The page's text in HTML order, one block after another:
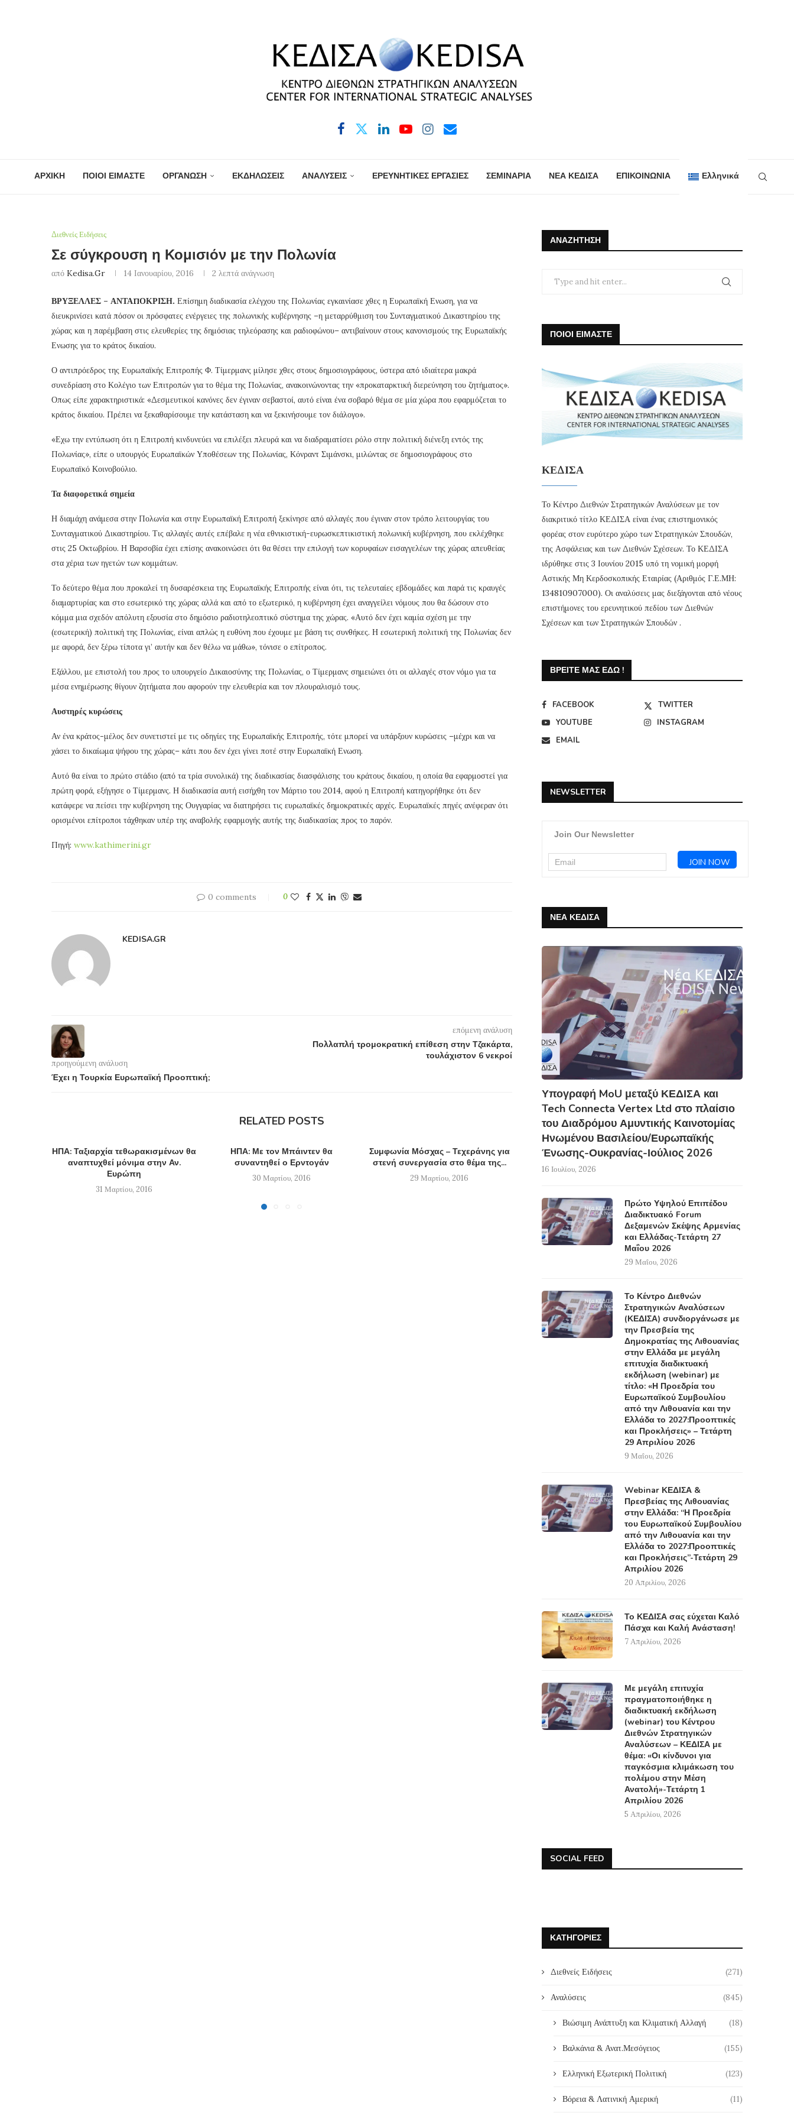
ΑΡΧΙΚΗ ΠΟΙΟΙ ΕΙΜΑΣΤΕ ΟΡΓΑΝΩΣΗ ΕΚΔΗΛΩΣΕΙΣ ΑΝΑΛΥΣΕΙΣ ΕΡΕΥΝΗΤΙΚΕΣ ΕΡΓΑΣΙΕΣ ΣΕΜΙΝΑΡΙΑ ΝΕΑ ΚΕΔΙΣΑ ΕΠΙΚΟΙΝΩΝΙΑ Ελληνικά
Διεθνείς Ειδήσεις
Σε σύγκρουση η Κομισιόν με την Πολωνία
από Kedisa.gr 14 Ιανουαρίου, 2016 2 λεπτά ανάγνωση
ΒΡΥΞΕΛΛΕΣ – ΑΝΤΑΠΟΚΡΙΣΗ. Επίσημη διαδικασία ελέγχου της Πολωνίας εγκαινίασε χθες η Ευρωπαϊκή Ενωση, για να
διευκρινίσει κατά πόσον οι πρόσφατες ενέργειες της πολωνικής κυβέρνησης –η μεταρρύθμιση του Συνταγματικού Δικαστηρίου της
χώρας και η παρέμβαση στις ελευθερίες της δημόσιας τηλεόρασης και ραδιοφώνου– αντιβαίνουν στους κανονισμούς της Ευρωπαϊκής
Ενωσης για το κράτος δικαίου.
Ο αντιπρόεδρος της Ευρωπαϊκής Επιτροπής Φ. Τίμερμανς μίλησε χθες στους δημοσιογράφους, ύστερα από ιδιαίτερα μακρά
συνεδρίαση στο Κολέγιο των Επιτροπών για το θέμα της Πολωνίας, ανακοινώνοντας την «προκαταρκτική διερεύνηση του ζητήματος».
Οπως είπε χαρακτηριστικά: «Δεσμευτικοί κανόνες δεν έγιναν σεβαστοί, αυτό είναι ένα σοβαρό θέμα σε μία χώρα που εφαρμόζεται το
κράτος δικαίου. Πρέπει να ξεκαθαρίσουμε την κατάσταση και να ξεκινήσουμε τον διάλογο».
«Εχω την εντύπωση ότι η Επιτροπή κινδυνεύει να επιλέξει πλευρά και να διαδραματίσει ρόλο στην πολιτική διένεξη εντός της
Πολωνίας», είπε ο υπουργός Ευρωπαϊκών Υποθέσεων της Πολωνίας, Κόνραντ Σιμάνσκι, μιλώντας σε δημοσιογράφους στο
Ευρωπαϊκό Κοινοβούλιο.
Τα διαφορετικά σημεία
Η διαμάχη ανάμεσα στην Πολωνία και στην Ευρωπαϊκή Επιτροπή ξεκίνησε από αλλαγές που έγιναν στον τρόπο λειτουργίας του
Συνταγματικού Δικαστηρίου. Τις αλλαγές αυτές επέβαλε η νέα εθνικιστική-ευρωσκεπτικιστική πολωνική κυβέρνηση, που εκλέχθηκε
στις 25 Οκτωβρίου. Η Βαρσοβία έχει επίσης ανακοινώσει ότι θα θέσει την επιλογή των κορυφαίων εισαγγελέων της χώρας απευθείας
στα χέρια των ηγετών των κομμάτων.
Το δεύτερο θέμα που προκαλεί τη δυσαρέσκεια της Ευρωπαϊκής Επιτροπής είναι ότι, τις τελευταίες εβδομάδες και παρά τις κραυγές
διαμαρτυρίας και στο εσωτερικό της χώρας αλλά και από το εξωτερικό, η κυβέρνηση έχει αναγγείλει νόμους που θα δώσουν στο
κόμμα μια σχεδόν απόλυτη εξουσία στο δημόσιο ραδιοτηλεοπτικό σύστημα της χώρας. «Αυτό δεν έχει καμία σχέση με την
(εσωτερική) πολιτική της Πολωνίας, είναι απλώς η ευθύνη που έχουμε με βάση τις συνθήκες. Η εσωτερική πολιτική της Πολωνίας δεν
με αφορά, δεν ξέρω τίποτα γι’ αυτήν και δεν θέλω να μάθω», τόνισε ο επίτροπος.
Εξάλλου, με επιστολή του προς το υπουργείο Δικαιοσύνης της Πολωνίας, ο Τίμερμανς σημειώνει ότι οι αλλαγές στον νόμο για τα
μέσα ενημέρωσης θίγουν ζητήματα που αφορούν την ελευθερία και τον πλουραλισμό τους.
Αυστηρές κυρώσεις
Αν ένα κράτος-μέλος δεν συνετιστεί με τις οδηγίες της Ευρωπαϊκής Επιτροπής, τότε μπορεί να υπάρξουν κυρώσεις –μέχρι και να
χάσει το δικαίωμα ψήφου της χώρας– κάτι που δεν έχει γίνει ποτέ στην Ευρωπαϊκή Ενωση.
Αυτό θα είναι το πρώτο στάδιο (από τα τρία συνολικά) της διαδικασίας διασφάλισης του κράτους δικαίου, η οποία θα εφαρμοστεί για
πρώτη φορά, εξήγησε ο Τίμερμανς. Η διαδικασία αυτή εισήχθη τον Μάρτιο του 2014, αφού η Επιτροπή κατηγορήθηκε ότι δεν
κατάφερε να πείσει την κυβέρνηση της Ουγγαρίας να διατηρήσει τις ευρωπαϊκές δημοκρατικές αρχές. Ευρωπαϊκές πηγές ανέφεραν ότι
ορισμένοι επίτροποι τάχθηκαν υπέρ της αναβολής εφαρμογής αυτής της διαδικασίας προς το παρόν.
Πηγή: www.kathimerini.gr
0 comments 0
KEDISA.GR
προηγούμενη ανάλυση
Έχει η Τουρκία Ευρωπαϊκή Προοπτική;
επόμενη ανάλυση
Πολλαπλή τρομοκρατική επίθεση στην Τζακάρτα,
τουλάχιστον 6 νεκροί
RELATED POSTS
ΗΠΑ: Ταξιαρχία τεθωρακισμένων θα
αναπτυχθεί μόνιμα στην Αν.
Ευρώπη
31 Μαρτίου, 2016
ΗΠΑ: Με τον Μπάιντεν θα
συναντηθεί ο Ερντογάν
30 Μαρτίου, 2016
Συμφωνία Μόσχας – Τεχεράνης για
στενή συνεργασία στο θέμα της...
29 Μαρτίου, 2016
Μακελειό στο Πακιστάν-
Τουλάχιστον 65 νεκροί από
επίθεση καμικάζι σε...
Κρίσιμη η βελτίωση
ΑΝΑΖΉΤΗΣΗ
ΠΟΙΟΙ ΕΙΜΑΣΤΕ
ΚΕΔΙΣΑ
Το Κέντρο Διεθνών Στρατηγικών Αναλύσεων με τον
διακριτικό τίτλο ΚΕΔΙΣΑ είναι ένας επιστημονικός
φορέας στον ευρύτερο χώρο των Στρατηγικών Σπουδών,
της Ασφάλειας και των Διεθνών Σχέσεων. Το ΚΕΔΙΣΑ
ιδρύθηκε στις 3 Ιουνίου 2015 υπό τη νομική μορφή
Αστικής Μη Κερδοσκοπικής Εταιρίας (Αριθμός Γ.Ε.ΜΗ:
134810907000). Οι αναλύσεις μας διεξάγονται από νέους
επιστήμονες του ερευνητικού πεδίου των Διεθνών
Σχέσεων και των Στρατηγικών Σπουδών .
ΒΡΕΊΤΕ ΜΑΣ ΕΔΏ !
FACEBOOK
TWITTER
YOUTUBE
INSTAGRAM
EMAIL
NEWSLETTER
Join Our Newsletter
ΝΕΑ ΚΕΔΙΣΑ
Υπογραφή MoU μεταξύ ΚΕΔΙΣΑ και
Tech Connecta Vertex Ltd στο πλαίσιο
του Διαδρόμου Αμυντικής Καινοτομίας
Ηνωμένου Βασιλείου/Ευρωπαϊκής
Ένωσης-Ουκρανίας-Ιούλιος 2026
16 Ιουλίου, 2026
Πρώτο Υψηλού Επιπέδου
Διαδικτυακό Forum
Δεξαμενών Σκέψης Αρμενίας
και Ελλάδας-Τετάρτη 27
Μαΐου 2026
29 Μαΐου, 2026
Το Κέντρο Διεθνών
Στρατηγικών Αναλύσεων
(ΚΕΔΙΣΑ) συνδιοργάνωσε με
την Πρεσβεία της
Δημοκρατίας της Λιθουανίας
στην Ελλάδα με μεγάλη
επιτυχία διαδικτυακή
εκδήλωση (webinar) με
τίτλο: «Η Προεδρία του
Ευρωπαϊκού Συμβουλίου
από την Λιθουανία και την
Ελλάδα το 2027:Προοπτικές
και Προκλήσεις» – Τετάρτη
29 Απριλίου 2026
9 Μαΐου, 2026
Webinar ΚΕΔΙΣΑ &
Πρεσβείας της Λιθουανίας
στην Ελλάδα: “Η Προεδρία
του Ευρωπαϊκού Συμβουλίου
από την Λιθουανία και την
Ελλάδα το 2027:Προοπτικές
και Προκλήσεις”-Τετάρτη 29
Απριλίου 2026
20 Απριλίου, 2026
Το ΚΕΔΙΣΑ σας εύχεται Καλό
Πάσχα και Καλή Ανάσταση!
7 Απριλίου, 2026
Με μεγάλη επιτυχία
πραγματοποιήθηκε η
διαδικτυακή εκδήλωση
(webinar) του Κέντρου
Διεθνών Στρατηγικών
Αναλύσεων – ΚΕΔΙΣΑ με
θέμα: «Οι κίνδυνοι για
παγκόσμια κλιμάκωση του
πολέμου στην Μέση
Ανατολή»-Τετάρτη 1
Απριλίου 2026
5 Απριλίου, 2026
SOCIAL FEED
ΚΑΤΗΓΟΡΊΕΣ
Διεθνείς Ειδήσεις (271)
Αναλύσεις (845)
Βιώσιμη Ανάπτυξη και Κλιματική Αλλαγή (18)
Βαλκάνια & Ανατ.Μεσόγειος (155)
Ελληνική Εξωτερική Πολιτική (123)
Βόρεια & Λατινική Αμερική (11)